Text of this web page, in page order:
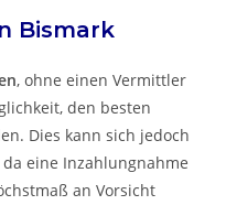
Bismark
, ohne einen Vermittler
den besten
Dies kann sich jedoch
eine Inzahlungnahme
an Vorsicht